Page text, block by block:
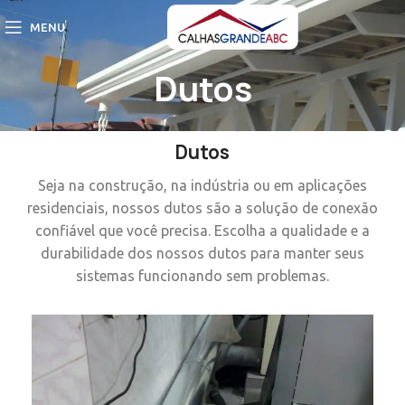
MENU
Dutos
Dutos
Seja na construção, na indústria ou em aplicações
residenciais, nossos dutos são a solução de conexão
confiável que você precisa. Escolha a qualidade e a
durabilidade dos nossos dutos para manter seus
sistemas funcionando sem problemas.